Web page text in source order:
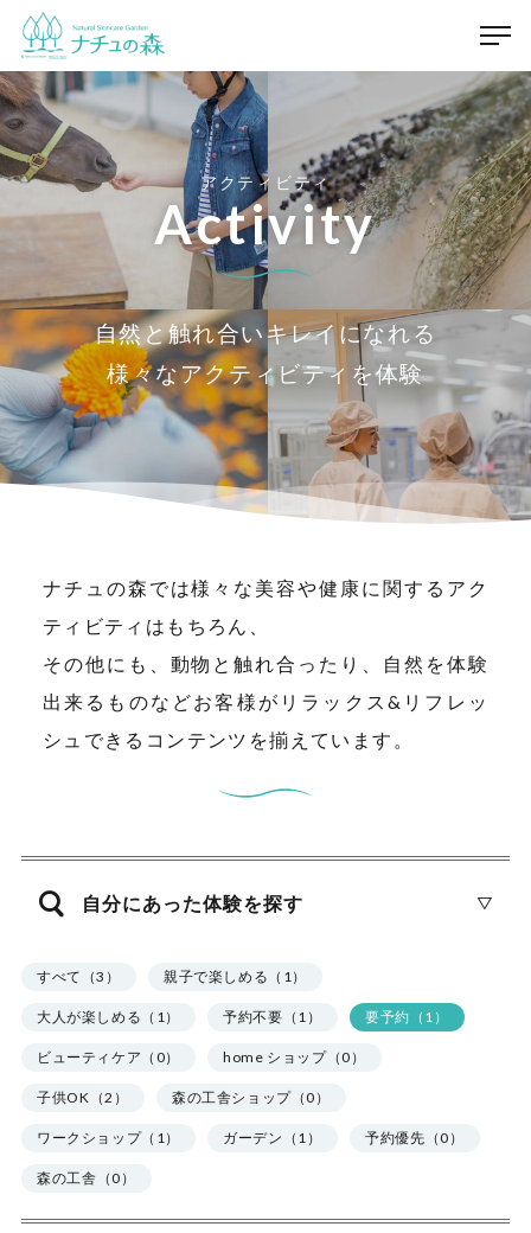
アクティビティ
Activity
自然と触れ合いキレイになれる
様々なアクティビティを体験
ナチュの森では様々な美容や健康に関するアク
ティビティはもちろん、
その他にも、動物と触れ合ったり、自然を体験
出来るものなどお客様がリラックス&リフレッ
シュできるコンテンツを揃えています。
自分にあった体験を探す
すべて（3） 親子で楽しめる（1）
大人が楽しめる（1） 予約不要（1） 要予約（1）
ビューティケア（0） home ショップ（0）
子供OK（2） 森の工舎ショップ（0）
ワークショップ（1） ガーデン（1） 予約優先（0）
森の工舎（0）